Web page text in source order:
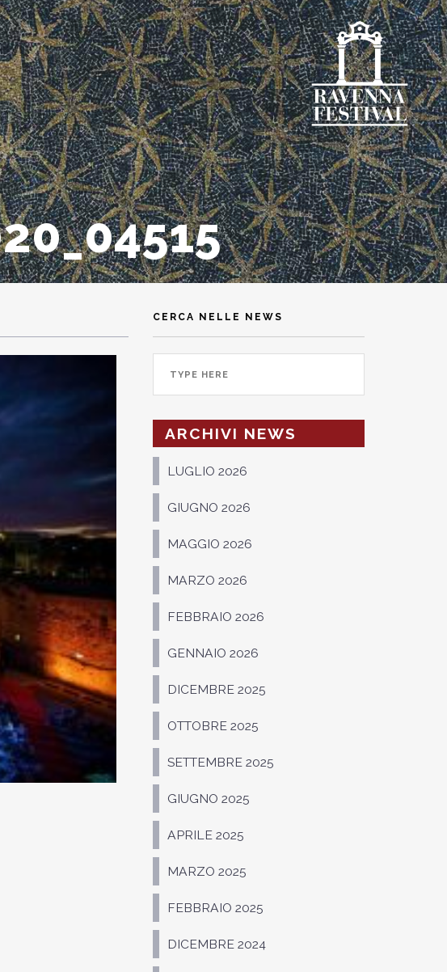
CERCA NELLE NEWS
ARCHIVI NEWS
LUGLIO 2026
GIUGNO 2026
MAGGIO 2026
MARZO 2026
FEBBRAIO 2026
GENNAIO 2026
DICEMBRE 2025
OTTOBRE 2025
SETTEMBRE 2025
GIUGNO 2025
APRILE 2025
MARZO 2025
FEBBRAIO 2025
DICEMBRE 2024